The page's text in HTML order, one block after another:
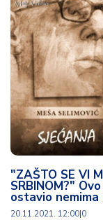
"ZAŠTO SE VI
SRBINOM?"
ostavio
20.11.2021. 12:00|0